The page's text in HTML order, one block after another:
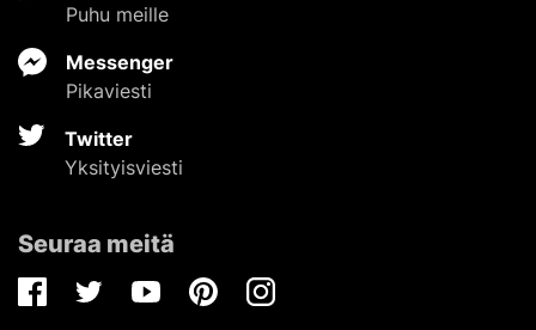
Puhu meille
Messenger
Pikaviesti
Twitter
Yksityisviesti
Seuraa meitä
FacebookTwitterYoutubePinterestInstagram